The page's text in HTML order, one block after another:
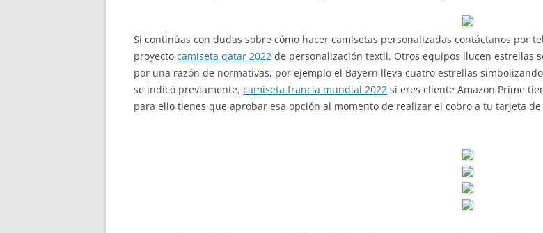
Si continúas con dudas sobre cómo hacer camisetas personalizadas contáctanos por
proyecto camiseta qatar 2022 de personalización textil. Otros equipos llucen estrellas
por una razón de normativas, por ejemplo el Bayern lleva cuatro estrellas
se indicó previamente, camiseta francia mundial 2022 si eres cliente Amazon Prime
para ello tienes que aprobar esa opción al momento de realizar el cobro a tu tarjeta